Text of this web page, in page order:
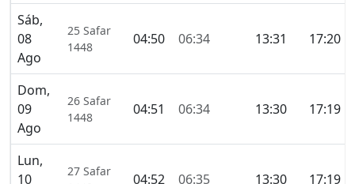
Sáb,
08
Ago
25 Safar
1448
04:50 06:34 13:31 17:20
Dom,
09
Ago
26 Safar
1448
04:51 06:34 13:30 17:19
Lun,
10
27 Safar
04:52 06:35 13:30 17:19